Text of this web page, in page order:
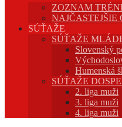
ZOZNAM
NAJČASTEJŠIE
SÚŤAŽE
SÚŤAŽE
Slovenský
Humenská
SÚŤAŽE
2. liga muži
3. liga muži
4. liga muži